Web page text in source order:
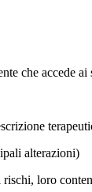
che accede ai
alterazioni)
loro